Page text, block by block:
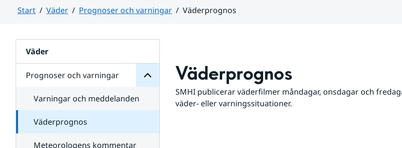
Start Väder Prognoser och varningar
Väderprognos
Väder
Prognoser och varningar
för
varningar
Varningar och meddelanden
Väderprognos
Meteorologens kommentar
Väderprognos
SMHI publicerar väderfilmer måndagar, onsdagar och
väder- eller varningssituationer.